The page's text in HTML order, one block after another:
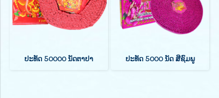
ປະທັດ 50000 ນັດຕາປາ ປະທັດ 5000 ນັດ ສີຊົມພູ